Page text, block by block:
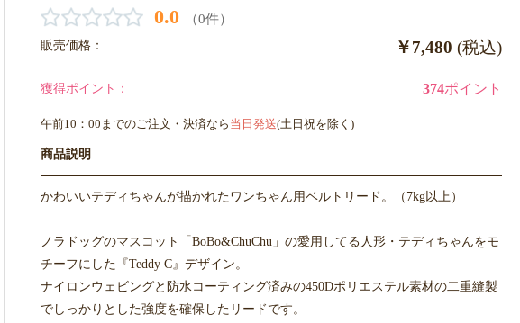
0.0 （0件）
販売価格： ￥7,480 (税込)
獲得ポイント： 374ポイント
午前10：00までのご注文・決済なら 当日発送(土日祝を除く)
商品説明
かわいいテディちゃんが描かれたワンちゃん用ベルトリード。（7kg以上）
ノラドッグのマスコット「BoBo&ChuChu」の愛用してる人形・テディちゃんをモ
チーフにした『Teddy C』デザイン。
ナイロンウェビングと防水コーティング済みの450Dポリエステル素材の二重縫製
でしっかりとした強度を確保したリードです。